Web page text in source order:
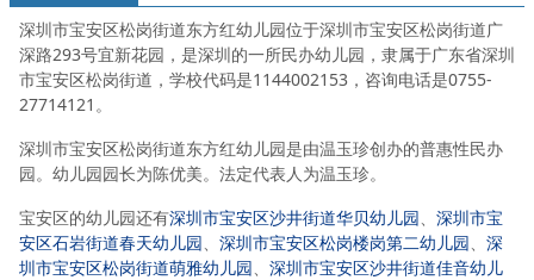
深圳市宝安区松岗街道东方红幼儿园位于深圳市宝安区松岗街道广
深路293号宜新花园，是深圳的一所民办幼儿园，隶属于广东省深圳
市宝安区松岗街道，学校代码是1144002153，咨询电话是0755-
27714121。
深圳市宝安区松岗街道东方红幼儿园是由温玉珍创办的普惠性民办
园。幼儿园园长为陈优美。法定代表人为温玉珍。
宝安区的幼儿园还有深圳市宝安区沙井街道华贝幼儿园、 深圳市宝
安区石岩街道春天幼儿园、 深圳市宝安区松岗楼岗第二幼儿园、 深
圳市宝安区松岗街道萌雅幼儿园、 深圳市宝安区沙井街道佳音幼儿